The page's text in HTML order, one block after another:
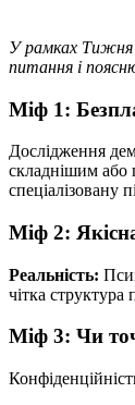
У рамках Тижня
питання і
Міф 1:
Дослідження
складнішим або
спеціалізовану
Міф 2:
Реальність:
чітка структура
Міф 3: Чи